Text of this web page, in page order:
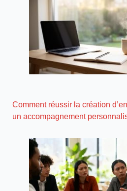
Comment réussir la création
un accompagnement